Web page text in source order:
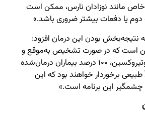
مانند نوزادان نارس، ممکن است
دوم یا دفعات بیشتر ضروری باشد.»
نتیجه‌بخش بودن این درمان افزود:
این است که در صورت تشخیص به‌موقع و
آغاز درمان با قرص لووتیروکسین، ۱۰۰ درصد بیماران درمان‌شده
برخوردار خواهند بود که این
این برنامه است.»